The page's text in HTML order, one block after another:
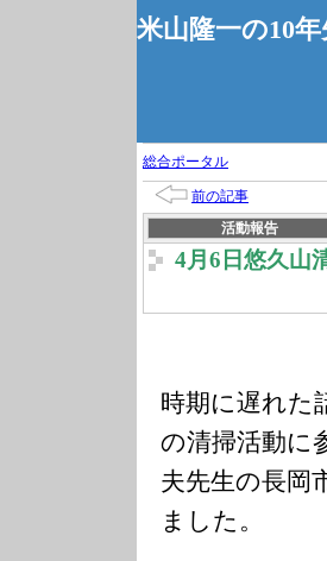
米山隆一の10
総合ポータル
前の記事
活動報告
4月6日悠久山
時期に遅れた
の清掃活動に
夫先生の長岡
ました。